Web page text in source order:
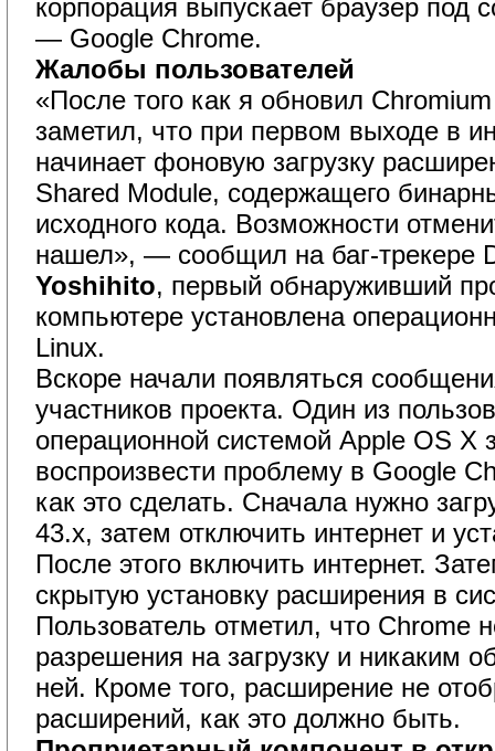
корпорация выпускает браузер под
— Google Chrome.
Жалобы пользователей
«После того как я обновил
заметил, что при первом выходе в
начинает фоновую загрузку
Shared Module, содержащего
исходного кода. Возможности
нашел», — сообщил на баг-трекере
Yoshihito, первый обнаруживший
компьютере установлена
Linux.
Вскоре начали появляться
участников проекта. Один из
операционной системой Apple OS X
воспроизвести проблему в Google
как это сделать. Сначала нужно
43.x, затем отключить интернет и
После этого включить интернет.
скрытую установку расширения в
Пользователь отметил, что Chrome
разрешения на загрузку и никаким
ней. Кроме того, расширение не
расширений, как это должно быть.